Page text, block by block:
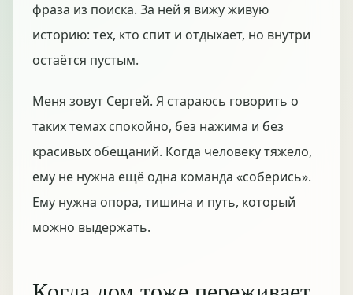
фраза из поиска. За ней я вижу живую
историю: тех, кто спит и отдыхает, но внутри
остаётся пустым.
Меня зовут Сергей. Я стараюсь говорить о
таких темах спокойно, без нажима и без
красивых обещаний. Когда человеку тяжело,
ему не нужна ещё одна команда «соберись».
Ему нужна опора, тишина и путь, который
можно выдержать.